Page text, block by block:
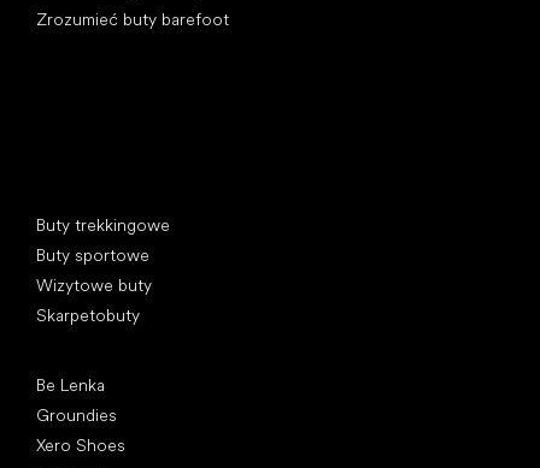
Zrozumieć buty barefoot
Buty trekkingowe
Buty sportowe
Wizytowe buty
Skarpetobuty
Be Lenka
Groundies
Xero Shoes